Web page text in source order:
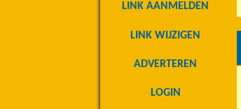
LINK AANMELDEN
LINK WIJZIGEN
ADVERTEREN
LOGIN